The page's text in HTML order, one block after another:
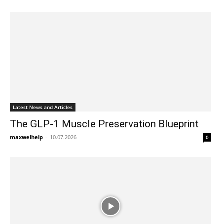
Latest News and Articles
The GLP-1 Muscle Preservation Blueprint
maxwelhelp - 10.07.2026 0